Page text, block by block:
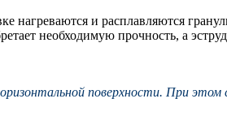
нагреваются и расплавляются
необходимую прочность, а
поверхности. При этом